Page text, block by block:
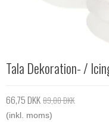
Tala Dekoration- /
66,75 DKK89,00 DKK
(inkl. moms)